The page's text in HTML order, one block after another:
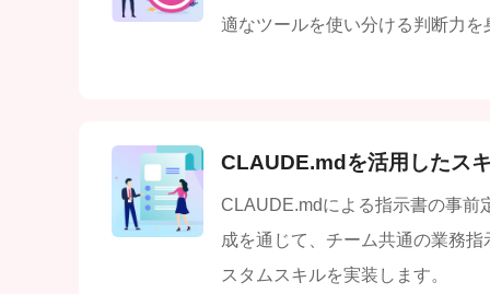
適なツールを使い分ける判断力を
CLAUDE.mdを活用したス
CLAUDE.mdによる指示書の事前
成を通じて、チーム共通の業務
スタムスキルを実装します。